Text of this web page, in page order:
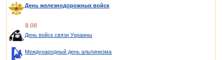
День железнодорожных войск
8.08
День войск связи Украины
Международный день альпинизма